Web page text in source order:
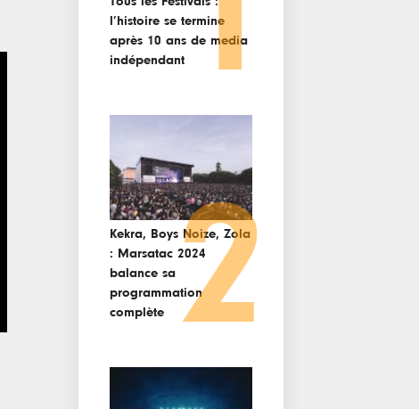
l’histoire se termine
après 10 ans de media
indépendant
Kekra, Boys Noize, Zola
: Marsatac 2024
balance sa
programmation
complète
2